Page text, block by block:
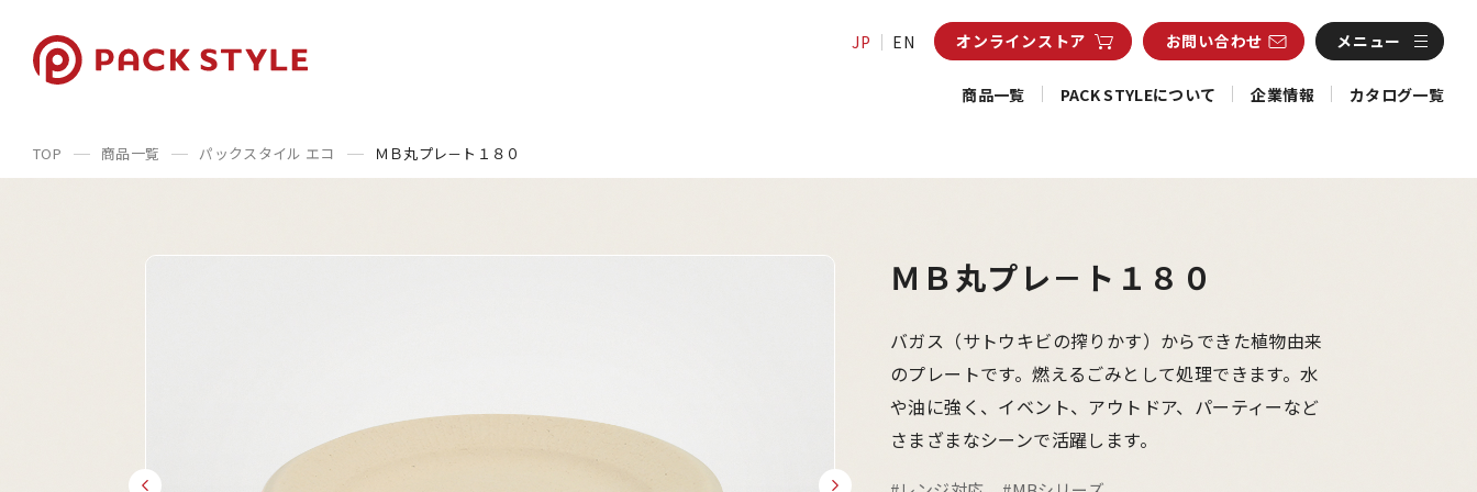
JP EN オンラインストア お問い合わせ メニュー
商品一覧 PACK STYLEについて 企業情報 カタログ一覧
TOP 商品一覧 パックスタイル エコ ＭＢ丸プレ－ト１８０
ＭＢ丸プレ－ト１８０
バガス（サトウキビの搾りかす）からできた植物由来
のプレートです。燃えるごみとして処理できます。水
や油に強く、イベント、アウトドア、パーティーなど
さまざまなシーンで活躍します。